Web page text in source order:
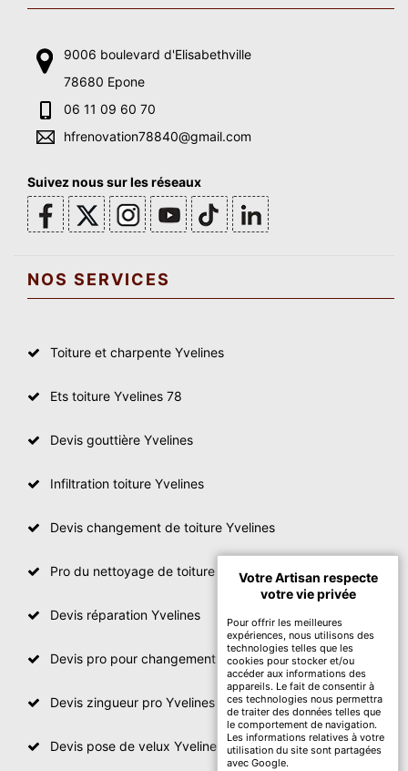
9006 boulevard d'Elisabethville
78680 Epone
06 11 09 60 70
hfrenovation78840@gmail.com
Suivez nous sur les réseaux
NOS SERVICES
Toiture et charpente Yvelines
Ets toiture Yvelines 78
Devis gouttière Yvelines
Infiltration toiture Yvelines
Devis changement de toiture Yvelines
Pro du nettoyage de toiture
Devis réparation Yvelines
Devis pro pour changement de toiture Yvelines
Devis zingueur pro Yvelines
Devis pose de velux Yvelines
Votre Artisan respecte
votre vie privée
Pour offrir les meilleures
expériences, nous utilisons des
technologies telles que les
cookies pour stocker et/ou
accéder aux informations des
appareils. Le fait de consentir à
ces technologies nous permettra
de traiter des données telles que
le comportement de navigation.
Les informations relatives à votre
utilisation du site sont partagées
avec Google.